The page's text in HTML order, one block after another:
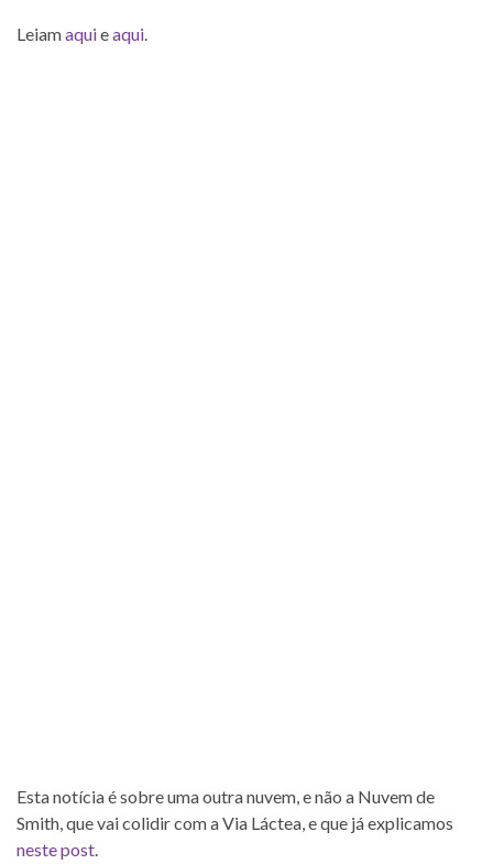
Leiamaquieaqui.
Esta notícia é sobre uma outra nuvem, e não a Nuvem de
Smith, que vai colidir com a Via Láctea, e que já explicamos
neste post.